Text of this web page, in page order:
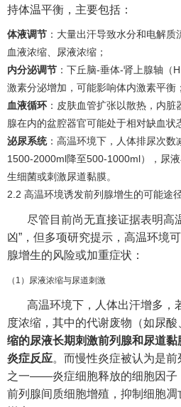
持体温平衡，主要包括：
体液调节 ：大量出汗导致水分和电解
血液浓缩、尿液浓缩；
内分泌调节 ：下丘脑-垂体-肾上腺轴（
激素分泌增加，可能影响体内激素平衡；
血液循环 ：皮肤血管扩张以散热，内
腺在内的盆腔器官可能处于相对缺血状
泌尿系统：高温环境下，人体排尿次数
1500-2000ml降至500-1000ml），尿
生细菌或刺激尿道黏膜。
2.2 高温环境诱发前列腺增生的可能途
尽管目前尚无直接证据表明高
凶”，但多项研究提示，高温环境
腺增生的风险或加重症状：
（1）尿液浓缩与尿道刺激
高温环境下，人体出汗增多，
度浓缩，其中的代谢废物（如尿酸
缩的尿液长期刺激前列腺和尿道
炎症反应。而慢性炎症被认为是
之一——炎症细胞释放的细胞因子
前列腺间质细胞增殖，抑制细胞